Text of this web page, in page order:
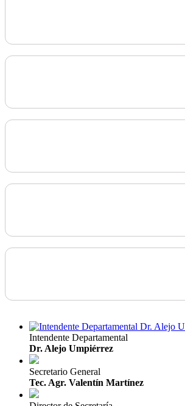
Intendente Departamental
Dr. Alejo Umpiérrez
Secretario General
Tec. Agr. Valentín Martínez